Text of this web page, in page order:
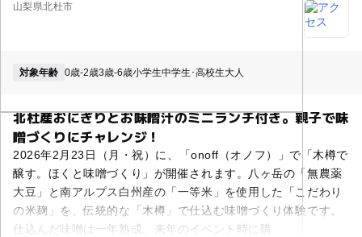
山梨県北杜市
対象年齢 0歳-2歳3歳-6歳小学生中学生･高校生大人
北杜産おにぎりとお味噌汁のミニランチ付き。親子で味
噌づくりにチャレンジ！
2026年2月23日（月・祝）に、「onoff（オノフ）」で「木樽で
醸す。ほくと味噌づくり」が開催されます。八ヶ岳の「無農薬
大豆」と南アルプス白州産の「一等米」を使用した「こだわり
の米麹」を、伝統的な「木樽」で仕込む味噌づくり体験です。
仕込んだ味噌は一年熟成。来年のイベント時に購